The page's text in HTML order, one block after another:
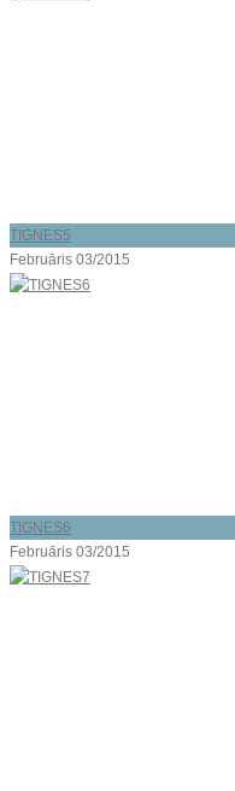
TIGNES5
Februāris 03/2015
TIGNES6
Februāris 03/2015